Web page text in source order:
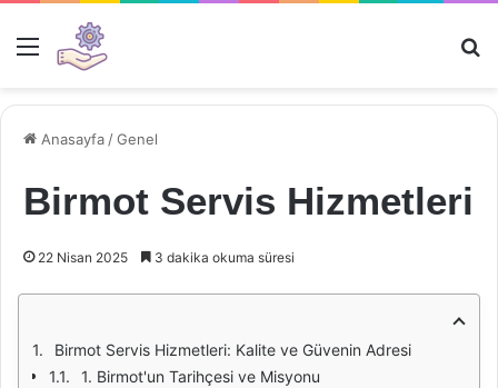
Menü
Anasayfa /Genel
Birmot Servis Hizmetleri
22 Nisan 2025 3 dakika okuma süresi
Birmot Servis Hizmetleri: Kalite ve Güvenin Adresi
1. Birmot'un Tarihçesi ve Misyonu